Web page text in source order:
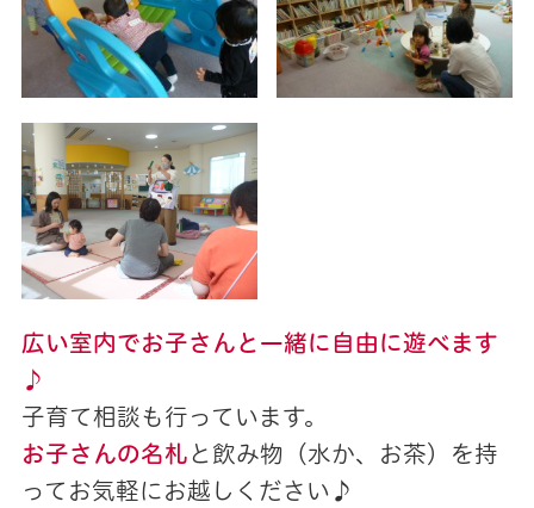
広い室内でお子さんと一緒に自由に遊べます
♪
子育て相談も行っています。
お子さんの名札 と飲み物（水か、お茶）を持
ってお気軽にお越しください♪